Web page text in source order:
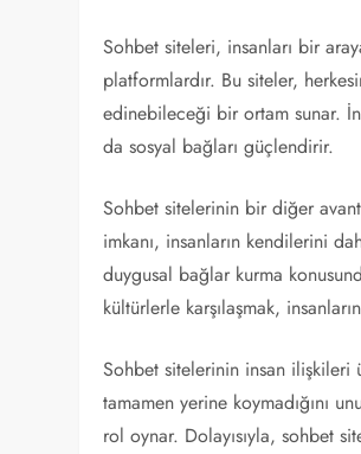
Sohbet siteleri, insanları bir
platformlardır. Bu siteler,
edinebileceği bir ortam sunar.
da sosyal bağları güçlendirir.
Sohbet sitelerinin bir diğer
imkanı, insanların kendilerini
duygusal bağlar kurma
kültürlerle karşılaşmak,
Sohbet sitelerinin insan
tamamen yerine koymadığını
rol oynar. Dolayısıyla, sohbet